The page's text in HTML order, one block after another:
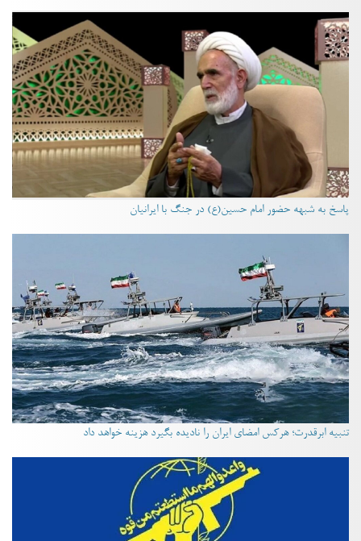
پاسخ به شبهه حضور امام حسین(ع) در جنگ با ایرانیان
تنبیه ابرقدرت؛ هرکس امضای ایران را نادیده بگیرد هزینه خواهد داد